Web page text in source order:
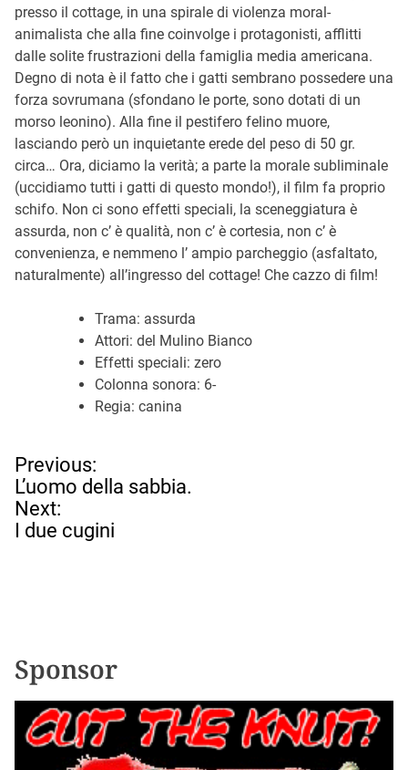
presso il cottage, in una spirale di violenza moral-
animalista che alla fine coinvolge i protagonisti, afflitti
dalle solite frustrazioni della famiglia media americana.
Degno di nota è il fatto che i gatti sembrano possedere una
forza sovrumana (sfondano le porte, sono dotati di un
morso leonino). Alla fine il pestifero felino muore,
lasciando però un inquietante erede del peso di 50 gr.
circa… Ora, diciamo la verità; a parte la morale subliminale
(uccidiamo tutti i gatti di questo mondo!), il film fa proprio
schifo. Non ci sono effetti speciali, la sceneggiatura è
assurda, non c’ è qualità, non c’ è cortesia, non c’ è
convenienza, e nemmeno l’ ampio parcheggio (asfaltato,
naturalmente) all’ingresso del cottage! Che cazzo di film!
Trama: assurda
Attori: del Mulino Bianco
Effetti speciali: zero
Colonna sonora: 6-
Regia: canina
N
a
v
i
g
n
e
a
r
t
Previous:
L’uomo della sabbia.
Next:
I due cugini
Sponsor